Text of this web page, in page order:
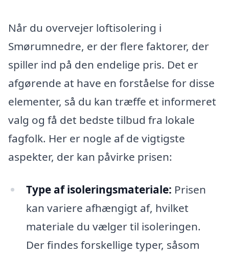
Når du overvejer loftisolering i
Smørumnedre, er der flere faktorer, der
spiller ind på den endelige pris. Det er
afgørende at have en forståelse for disse
elementer, så du kan træffe et informeret
valg og få det bedste tilbud fra lokale
fagfolk. Her er nogle af de vigtigste
aspekter, der kan påvirke prisen:
Type af isoleringsmateriale: Prisen
kan variere afhængigt af, hvilket
materiale du vælger til isoleringen.
Der findes forskellige typer, såsom